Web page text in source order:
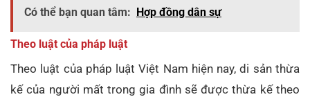
Có thể bạn quan tâm: Hợp đồng dân sự
Theo luật của pháp luật
Theo luật của pháp luật Việt Nam hiện nay, di sản thừa
kế của người mất trong gia đình sẽ được thừa kế theo